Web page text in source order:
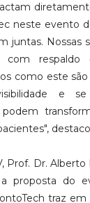
neste evento
juntas. Nossas
com
como este
e
Prof. Dr.
proposta do
traz